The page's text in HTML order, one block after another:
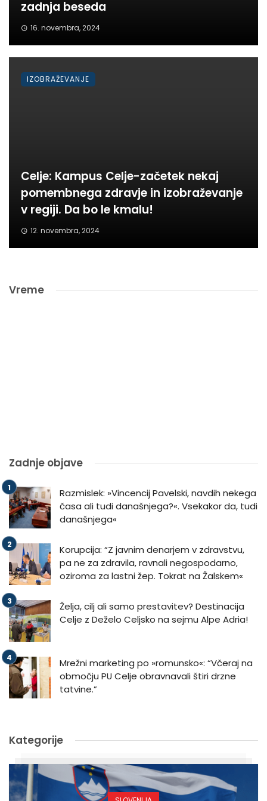
zadnja beseda
16. novembra, 2024
Celje: Kampus Celje-začetek nekaj
pomembnega zdravje in izobraževanje
v regiji. Da bo le kmalu!
12. novembra, 2024
IZOBRAŽEVANJE
Vreme
Zadnje objave
Razmislek: »Vincencij Pavelski, navdih nekega
časa ali tudi današnjega?«. Vsekakor da, tudi
današnjega«
Korupcija: “Z javnim denarjem v zdravstvu,
pa ne za zdravila, ravnali negospodarno,
oziroma za lastni žep. Tokrat na Žalskem«
Želja, cilj ali samo prestavitev? Destinacija
Celje z Deželo Celjsko na sejmu Alpe Adria!
Mrežni marketing po »romunsko«: “Včeraj na
območju PU Celje obravnavali štiri drzne
tatvine.”
Kategorije